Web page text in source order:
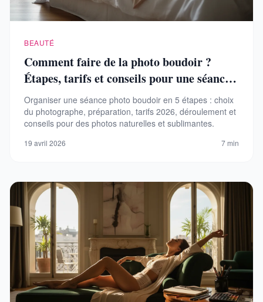
BEAUTÉ
Comment faire de la photo boudoir ?
Étapes, tarifs et conseils pour une séance
réussie
Organiser une séance photo boudoir en 5 étapes : choix
du photographe, préparation, tarifs 2026, déroulement et
conseils pour des photos naturelles et sublimantes.
19 avril 2026 7 min